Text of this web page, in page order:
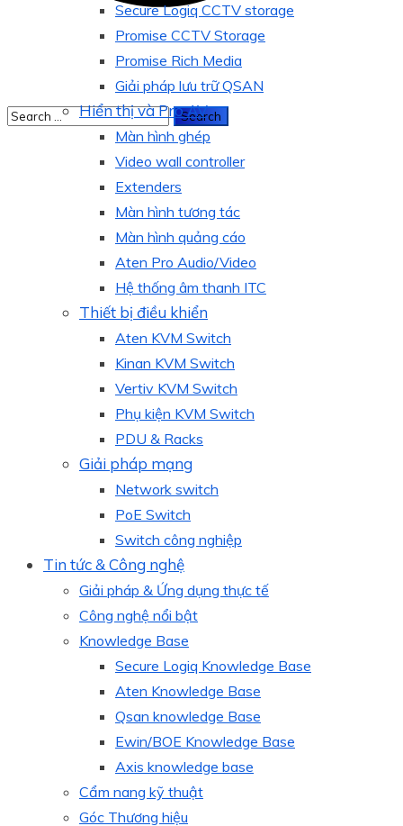
Secure Logiq CCTV storage
Promise CCTV Storage
Promise Rich Media
Giải pháp lưu trữ QSAN
Hiển thị và Pro AV
Màn hình ghép
Video wall controller
Extenders
Màn hình tương tác
Màn hình quảng cáo
Aten Pro Audio/Video
Hệ thống âm thanh ITC
Thiết bị điều khiển
Aten KVM Switch
Kinan KVM Switch
Vertiv KVM Switch
Phụ kiện KVM Switch
PDU & Racks
Giải pháp mạng
Network switch
PoE Switch
Switch công nghiệp
Tin tức & Công nghệ
Giải pháp & Ứng dụng thực tế
Công nghệ nổi bật
Knowledge Base
Secure Logiq Knowledge Base
Aten Knowledge Base
Qsan knowledge Base
Ewin/BOE Knowledge Base
Axis knowledge base
Cẩm nang kỹ thuật
Góc Thương hiệu